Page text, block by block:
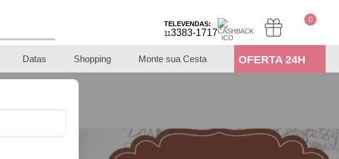
0
TELEVENDAS:
113383-1717
Datas Shopping Monte sua Cesta OFERTA 24H